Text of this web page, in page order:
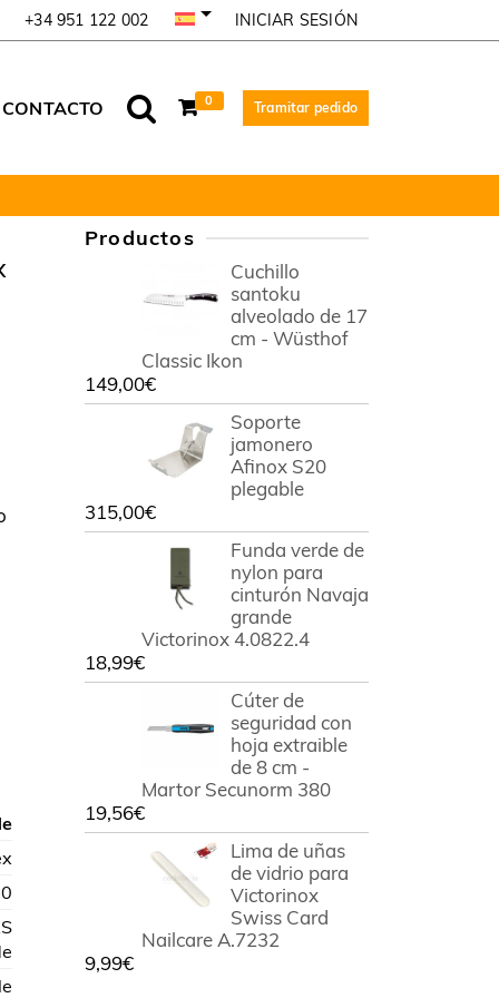
+34 951 122 002 INICIAR SESIÓN
CONTACTO 0 Tramitar pedido
Productos
Cuchillo
santoku
alveolado de 17
cm - Wüsthof
Classic Ikon
149,00€
Soporte
jamonero
Afinox S20
plegable
315,00€
Funda verde de
nylon para
cinturón Navaja
grande
Victorinox 4.0822.4
18,99€
Cúter de
seguridad con
hoja extraible
de 8 cm -
Martor Secunorm 380
19,56€
Lima de uñas
de vidrio para
Victorinox
Swiss Card
Nailcare A.7232
9,99€